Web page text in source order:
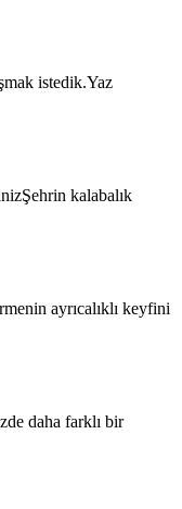
istedik.Yaz
kalabalık
ayrıcalıklı keyfini
daha farklı bir